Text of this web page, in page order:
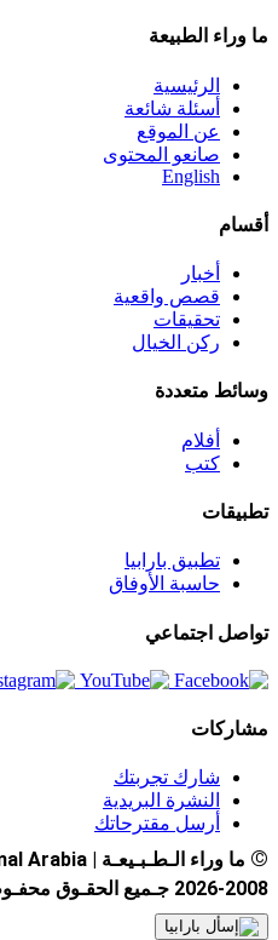
ما وراء الطبيعة
الرئيسية
أسئلة شائعة
عن الموقع
صانعو المحتوى
English
أقسام
أخبار
قصص واقعية
تحقيقات
ركن الخيال
وسائط متعددة
أفلام
كتب
تطبيقات
تطبيق بارابيا
حاسبة الأوفاق
تواصل اجتماعي
مشاركات
شارك تجربتك
النشرة البريدية
أرسل مقترحاتك
© ما وراء الـطـبـيعـة | Paranormal Arabia
2026-2008 جـميع الحقـوق محفـوظة